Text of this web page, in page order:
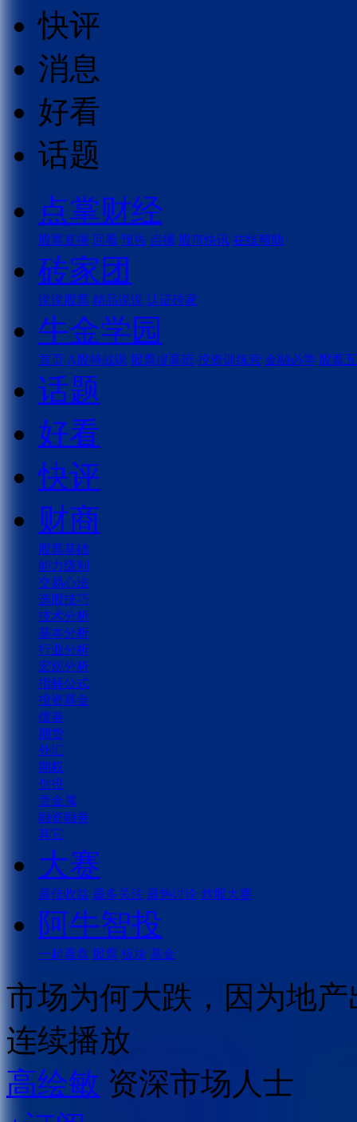
快评
消息
好看
话题
点掌财经
股票直播 回看 预告 点播 股市快讯 在线帮助
砖家团
说说股票 精品说说 认证砖家
牛金学园
首页 A股特战课 股票提高班 投资训练营 金融必学 股票
话题
好看
快评
财商
股票基础
能力级别
交易心法
选股技巧
技术分析
基本分析
行业分析
宏观分析
指标公式
投资基金
债券
期货
外汇
期权
创投
贵金属
融资融券
其它
大赛
最佳收益 最多关注 最热讨论 炒股大赛
阿牛智投
一起看盘 股票 板块 基金
市场为何大跌，因为地
连续播放
高绘敏 资深市场人士